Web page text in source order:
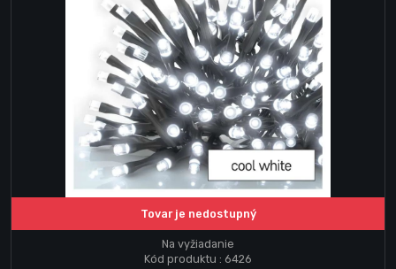
Tovar je nedostupný
Na vyžiadanie
Kód produktu : 6426